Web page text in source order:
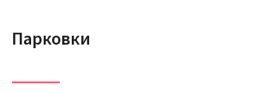
Парковки